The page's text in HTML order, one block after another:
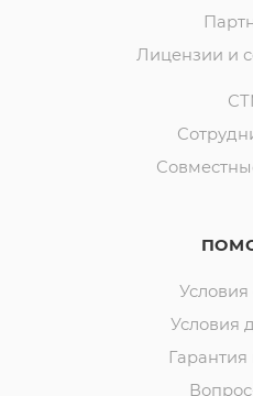
Лицензии и
Условия
Условия
Гарантия